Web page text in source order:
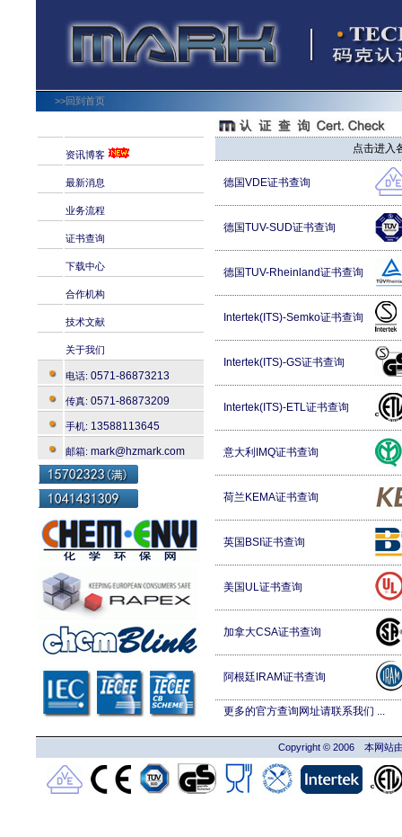
>>回到首页
资讯博客
最新消息
业务流程
证书查询
下载中心
合作机构
技术文献
关于我们
电话: 0571-86873213
传真: 0571-86873209
手机: 13588113645
邮箱: mark@hzmark.com
点击进入
德国VDE证书查询
德国TUV-SUD证书查询
德国TUV-Rheinland证书查询
Intertek(ITS)-Semko证书查询
Intertek(ITS)-GS证书查询
Intertek(ITS)-ETL证书查询
意大利IMQ证书查询
荷兰KEMA证书查询
英国BSI证书查询
美国UL证书查询
加拿大CSA证书查询
阿根廷IRAM证书查询
更多的官方查询网址请联系我们 ...
Copyright © 2006 本网站